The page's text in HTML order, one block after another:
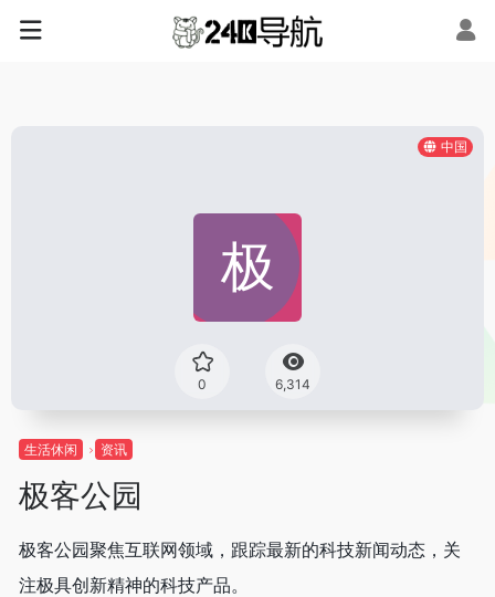
中国
0 6,314
生活休闲 资讯
极客公园
极客公园聚焦互联网领域，跟踪最新的科技新闻动态，关
注极具创新精神的科技产品。